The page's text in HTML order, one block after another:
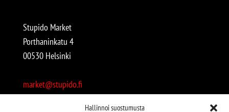
Hallinnoi suostumusta
Stupido Market
Porthaninkatu 4
00530 Helsinki
market@stupido.fi